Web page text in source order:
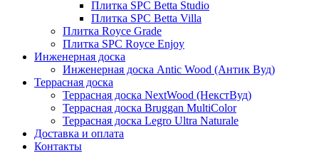
Плитка SPC Betta Studio
Плитка SPC Betta Villa
Плитка Royce Grade
Плитка SPC Royce Enjoy
Инженерная доска
Инженерная доска Antic Wood (Антик Вуд)
Террасная доска
Террасная доска NextWood (НекстВуд)
Террасная доска Bruggan MultiColor
Террасная доска Legro Ultra Naturale
Доставка и оплата
Контакты